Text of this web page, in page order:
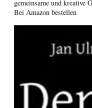
gemeinsame und kreative
Bei Amazon bestellen